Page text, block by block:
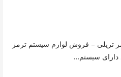
تریلی – فروش لوازم سیستم ترمز